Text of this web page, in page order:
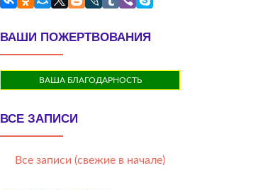
ВАШИ ПОЖЕРТВОВАНИЯ
ВАША БЛАГОДАРНОСТЬ
ВСЕ ЗАПИСИ
Все записи (свежие в начале)